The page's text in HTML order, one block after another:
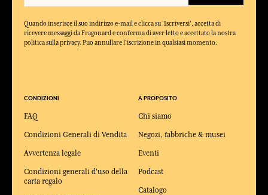
Quando inserisce il suo indirizzo e-mail e clicca su 'Iscriversi', accetta di
ricevere messaggi da Fragonard e conferma di aver letto e accettato la nostra
politica sulla privacy. Puo annullare l'iscrizione in qualsiasi momento.
CONDIZIONI
FAQ
Condizioni Generali di Vendita
Avvertenza legale
Condizioni generali d'uso della
carta regalo
A PROPOSITO
Chi siamo
Negozi, fabbriche & musei
Eventi
Podcast
Catalogo